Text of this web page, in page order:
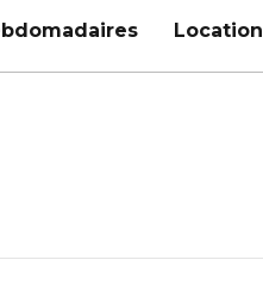
Location